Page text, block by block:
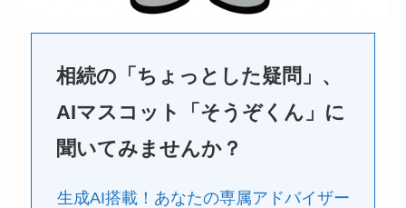
相続の「ちょっとした疑問」、
AIマスコット「そうぞくん」に
聞いてみませんか？
生成AI搭載！あなたの専属アドバイザー